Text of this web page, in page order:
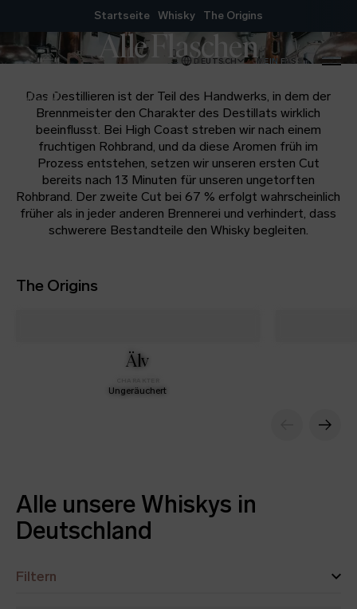
Zum Inhalt springen
DEUTSCH MEIN FASS MENÜ
Startseite Whisky The Origins
Alle Flaschen
Das Destillieren ist der Teil des Handwerks, in dem der
Brennmeister den Charakter des Destillats wirklich
beeinflusst. Bei High Coast streben wir nach einem
fruchtigen Rohbrand, und da diese Aromen früh im
Prozess entstehen, setzen wir unseren ersten Cut
bereits nach 13 Minuten für unseren ungetorften
Rohbrand. Der zweite Cut bei 67 % erfolgt wahrscheinlich
früher als in jeder anderen Brennerei und verhindert, dass
schwerere Bestandteile den Whisky begleiten.
The Origins
Älv
Ungeräuchert
Alle unsere Whiskys in
Deutschland
Filtern